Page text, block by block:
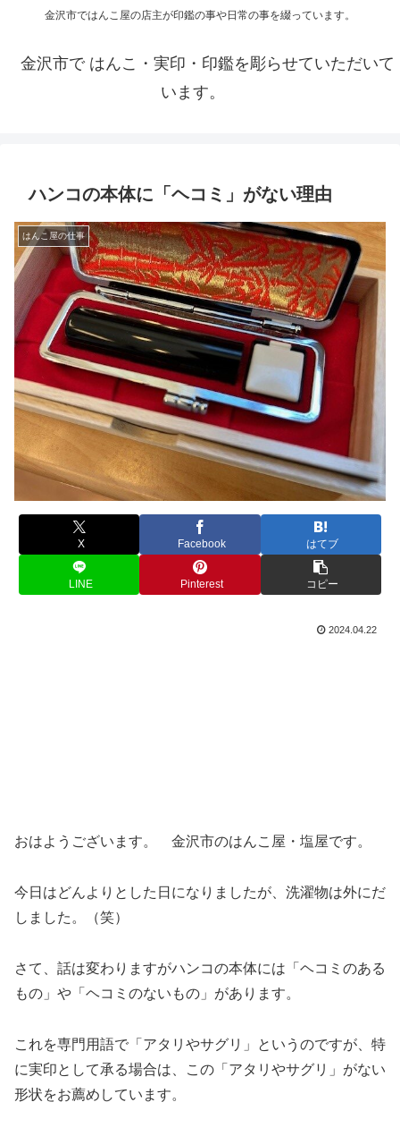
金沢市ではんこ屋の店主が印鑑の事や日常の事を綴っています。
金沢市で はんこ・実印・印鑑を彫らせていただいて
います。
ハンコの本体に「ヘコミ」がない理由
はんこ屋の仕事
X Facebook はてブ
LINE Pinterest コピー
2024.04.22
おはようございます。 金沢市のはんこ屋・塩屋です。
今日はどんよりとした日になりましたが、洗濯物は外にだ
しました。（笑）
さて、話は変わりますがハンコの本体には「ヘコミのある
もの」や「ヘコミのないもの」があります。
これを専門用語で「アタリやサグリ」というのですが、特
に実印として承る場合は、この「アタリやサグリ」がない
形状をお薦めしています。